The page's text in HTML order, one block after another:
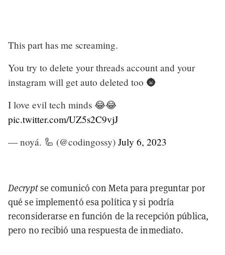
This part has me screaming.
You try to delete your threads account and your
instagram will get auto deleted too 🌚
I love evil tech minds 😂😂
pic.twitter.com/UZ5s2C9vjJ
— noyá. 🦾 (@codingossy) July 6, 2023
Decryptse comunicó con Meta para preguntar por
qué se implementó esa política y si podría
reconsiderarse en función de la recepción pública,
pero no recibió una respuesta de inmediato.